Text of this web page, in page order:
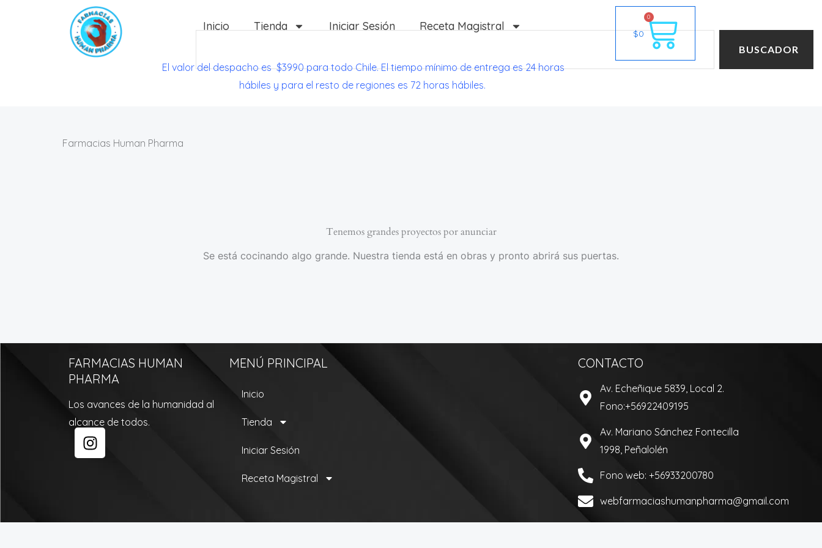
Inicio Tienda Iniciar Sesión Receta Magistral
BUSCADOR
El valor del despacho es $3990 para todo Chile. El tiempo mínimo de entrega es 24 horas
hábiles y para el resto de regiones es 72 horas hábiles.
$0
0
Cart
Farmacias Human Pharma
Tenemos grandes proyectos por anunciar
Se está cocinando algo grande. Nuestra tienda está en obras y pronto abrirá sus puertas.
FARMACIAS HUMAN
PHARMA
Los avances de la humanidad al
alcance de todos.
I
n
r
MENÚ PRINCIPAL
Inicio
Tienda
Iniciar Sesión
Receta Magistral
CONTACTO
Av. Echeñique 5839, Local 2.
Fono:+56922409195
Av. Mariano Sánchez Fontecilla
1998, Peñalolén
Fono web: +56933200780
webfarmaciashumanpharma@gmail.com